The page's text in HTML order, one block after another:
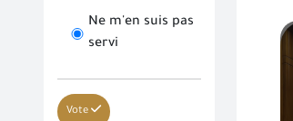
Ne m'en suis pas
servi
Vote